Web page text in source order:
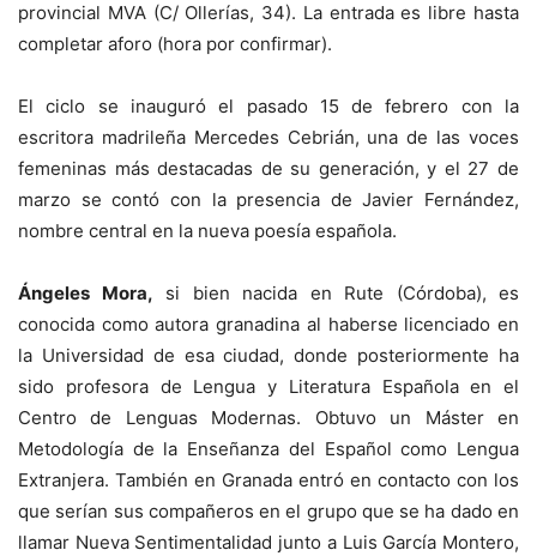
provincial MVA (C/ Ollerías, 34). La entrada es libre hasta
completar aforo (hora por confirmar).
El ciclo se inauguró el pasado 15 de febrero con la
escritora madrileña Mercedes Cebrián, una de las voces
femeninas más destacadas de su generación, y el 27 de
marzo se contó con la presencia de Javier Fernández,
nombre central en la nueva poesía española.
Ángeles Mora, si bien nacida en Rute (Córdoba), es
conocida como autora granadina al haberse licenciado en
la Universidad de esa ciudad, donde posteriormente ha
sido profesora de Lengua y Literatura Española en el
Centro de Lenguas Modernas. Obtuvo un Máster en
Metodología de la Enseñanza del Español como Lengua
Extranjera. También en Granada entró en contacto con los
que serían sus compañeros en el grupo que se ha dado en
llamar Nueva Sentimentalidad junto a Luis García Montero,